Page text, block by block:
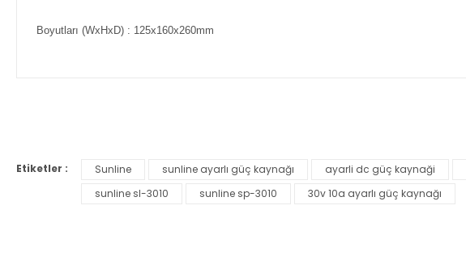
Boyutları (WxHxD) : 125x160x260mm
Ürün resmi kalitesiz, bozuk veya görüntülenemiyor.
Ürün açıklamasında eksik bilgiler bulunuyor.
Etiketler : Sunline sunline ayarlı güç kaynağı ayarli dc güç kaynaği
sunline sl-3010
sunline sp-3010 30v 10a ayarlı güç kaynağı